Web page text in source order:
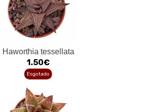
Haworthia tessellata
1.50€
Esgotado